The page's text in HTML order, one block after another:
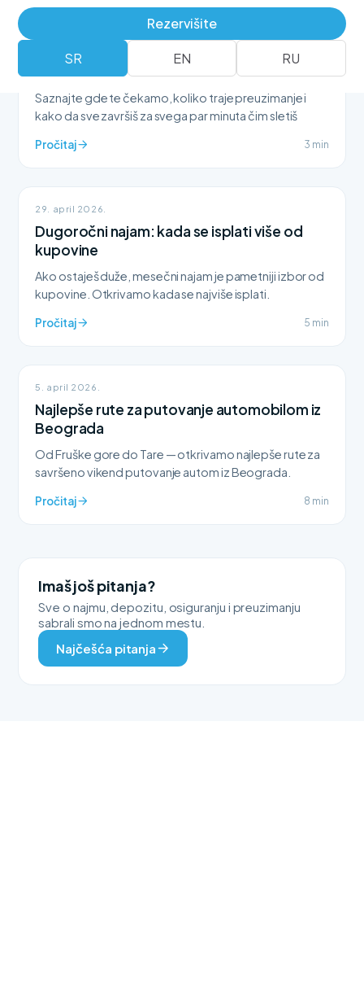
Rezervišite
SR EN RU
Sve o preuzimanju vozila na aerodromu
Saznajte gde te čekamo, koliko traje preuzimanje i
kako da sve završiš za svega par minuta čim sletiš
Pročitaj 3 min
29. april 2026.
Dugoročni najam: kada se isplati više od
kupovine
Ako ostaješ duže, mesečni najam je pametniji izbor od
kupovine. Otkrivamo kada se najviše isplati.
Pročitaj 5 min
5. april 2026.
Najlepše rute za putovanje automobilom iz
Beograda
Od Fruške gore do Tare — otkrivamo najlepše rute za
savršeno vikend putovanje autom iz Beograda.
Pročitaj 8 min
Imaš još pitanja?
Sve o najmu, depozitu, osiguranju i preuzimanju
sabrali smo na jednom mestu.
Najčešća pitanja